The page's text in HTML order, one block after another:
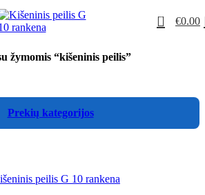
0 €0.00
žymomis “kišeninis peilis”
Prekių kategorijos